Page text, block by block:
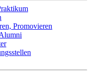
Promovieren